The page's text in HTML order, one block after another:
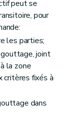
peut se
pour
les parties;
joint
la zone
critères fixés à
dans